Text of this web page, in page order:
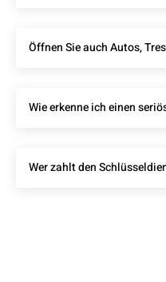
Öffnen Sie auch Autos,
Wie erkenne ich einen
Wer zahlt den